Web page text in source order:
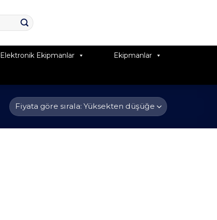
Elektronik Ekipmanlar Ekipmanlar